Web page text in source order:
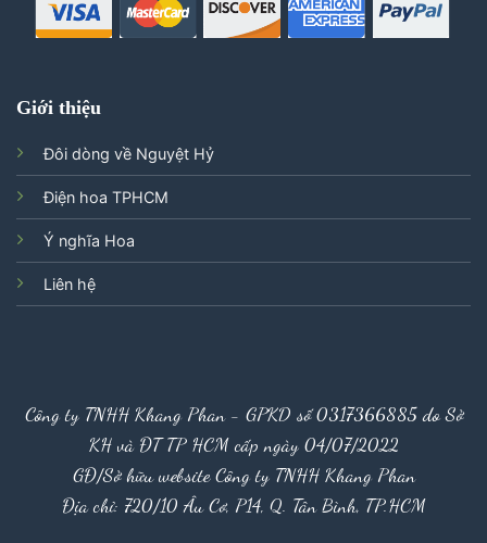
Giới thiệu
Đôi dòng về Nguyệt Hỷ
Điện hoa TPHCM
Ý nghĩa Hoa
Liên hệ
Công ty TNHH Khang Phan - GPKD số 0317366885 do Sở
KH và ĐT TP HCM cấp ngày 04/07/2022
GĐ/Sở hữu website Công ty TNHH Khang Phan
Địa chỉ: 720/10 Âu Cơ, P14, Q. Tân Bình, TP.HCM